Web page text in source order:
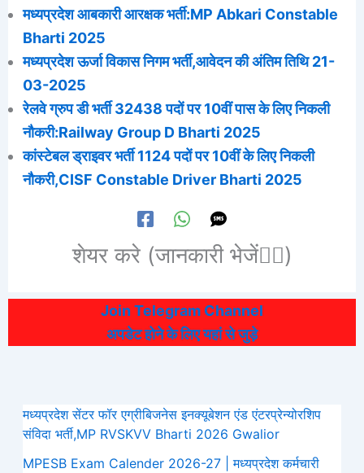
मध्यप्रदेश आबकारी आरक्षक भर्ती:MP Abkari Constable
Bharti 2025
मध्यप्रदेश ऊर्जा विकास निगम भर्ती,आवेदन की अंतिम तिथि 21-
03-2025
रेलवे ग्रुप डी भर्ती 32438 पदों पर 10वीं पास के लिए निकली
नौकरी:Railway Group D Bharti 2025
कांस्टेबल ड्राइवर भर्ती 1124 पदों पर 10वीं के लिए निकली
नौकरी,CISF Constable Driver Bharti 2025
शेयर करे (जानकारी भेजें👆🏻)
Join Telegram Channel
अपडेट होने के लिए यहां से जुड़े
मध्यप्रदेश सेंटर फॉर एग्रीबिजनेस इनक्यूबेशन एंड एंटरप्रेन्योरशिप
संविदा भर्ती,MP RVSKVV Bharti 2026 Gwalior
MPESB Exam Calender 2026-27 | मध्यप्रदेश कर्मचारी